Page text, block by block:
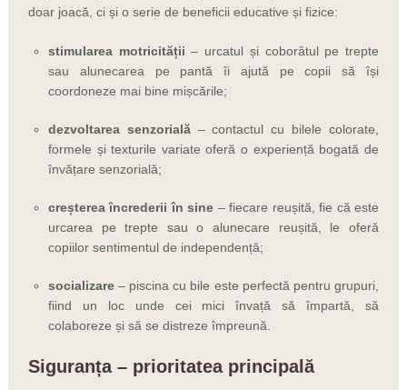
doar joacă, ci și o serie de beneficii educative și fizice:
stimularea motricității – urcatul și coborâtul pe trepte
sau alunecarea pe pantă îi ajută pe copii să își
coordoneze mai bine mișcările;
dezvoltarea senzorială– contactul cu bilele colorate,
formele și texturile variate oferă o experiență bogată de
învățare senzorială;
creșterea încrederii în sine – fiecare reușită, fie că este
urcarea pe trepte sau o alunecare reușită, le oferă
copiilor sentimentul de independență;
socializare– piscina cu bile este perfectă pentru grupuri,
fiind un loc unde cei mici învață să împartă, să
colaboreze și să se distreze împreună.
Siguranța – prioritatea principală